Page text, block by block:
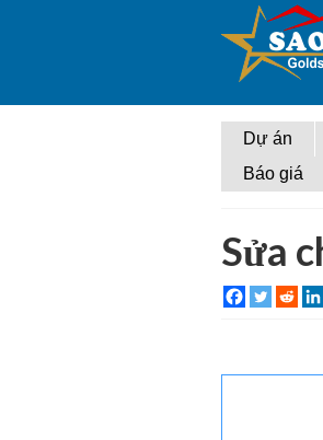
Dự án
Báo giá
Sửa